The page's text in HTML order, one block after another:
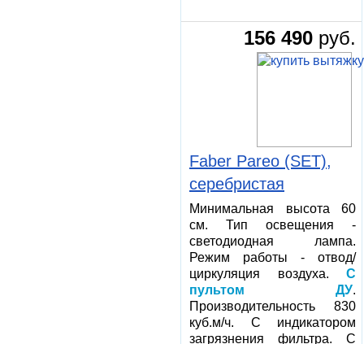
156 490 руб.
Faber Pareo (SET),
серебристая
Минимальная высота 60
см. Тип освещения -
светодиодная лампа.
Режим работы - отвод/
циркуляция воздуха. С
пультом ДУ.
Производительность 830
куб.м/ч. С индикатором
загрязнения фильтра. С